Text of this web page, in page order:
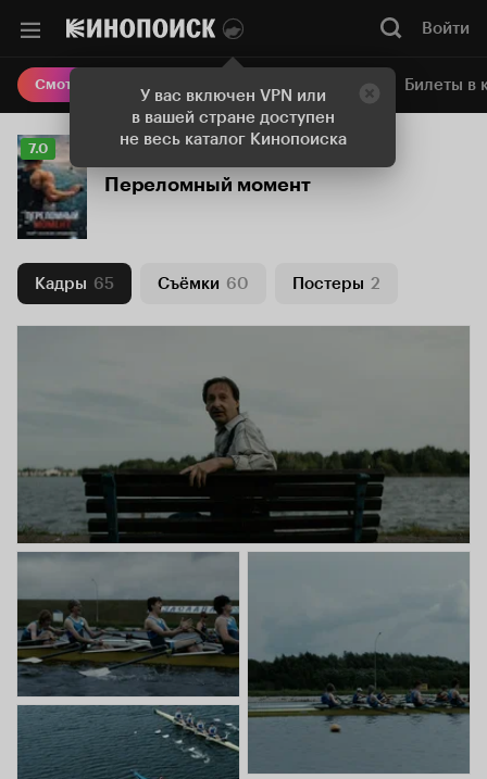
У вас включен VPN или
в вашей стране доступен
не весь каталог Кинопоиска
Войти
Смотреть кино Онлайн-кинотеатр Билеты в
Рейтинг
Кинопоиска
7.0
7.0
Переломный момент
Кадры 65 Съёмки 60 Постеры 2